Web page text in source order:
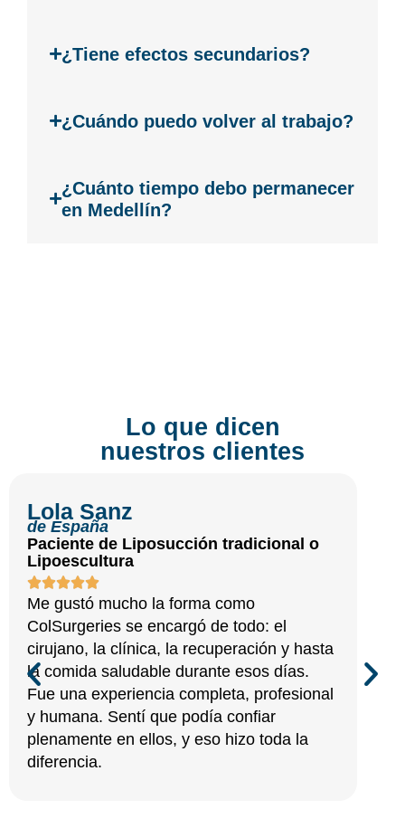
¿Tiene efectos secundarios?
¿Cuándo puedo volver al trabajo?
¿Cuánto tiempo debo permanecer
en Medellín?
Lo que dicen
nuestros clientes
Lola Sanz
de España
Paciente de Liposucción tradicional o
Lipoescultura
Me gustó mucho la forma como
ColSurgeries se encargó de todo: el
cirujano, la clínica, la recuperación y hasta
la comida saludable durante esos días.
Fue una experiencia completa, profesional
y humana. Sentí que podía confiar
plenamente en ellos, y eso hizo toda la
diferencia.